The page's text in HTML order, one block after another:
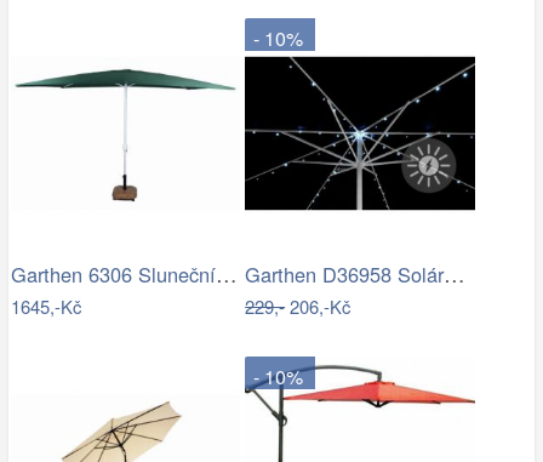
Garthen 6306 Slunečník obdélníkový 2x3…
1645,-Kč
- 10%
Garthen D36958 Solární blikající řetěz…
229,-206,-Kč
- 10%